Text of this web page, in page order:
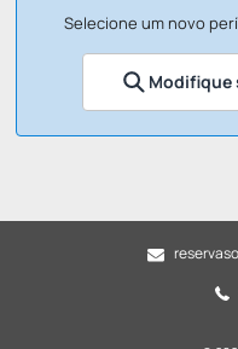
Selecione um novo
Modifique